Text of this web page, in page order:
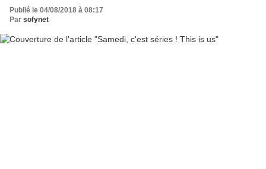
Publié le 04/08/2018 à 08:17
Par sofynet